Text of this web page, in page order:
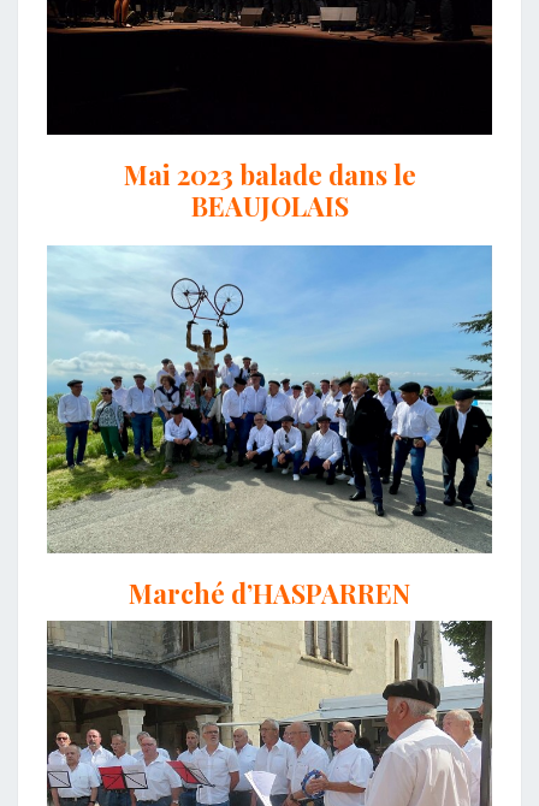
Mai 2023 balade dans le
BEAUJOLAIS
Marché d’HASPARREN